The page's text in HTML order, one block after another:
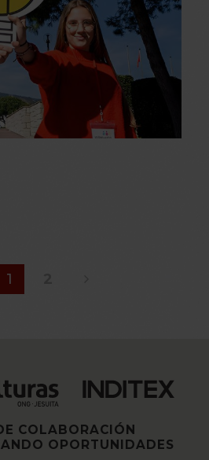
1
COLABORACIÓN
OPORTUNIDADES